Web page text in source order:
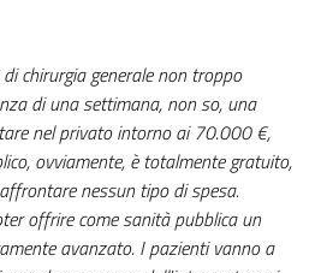
chirurgia generale non troppo
di una settimana, non so, una
nel privato intorno ai 70.000 €,
ovviamente, è totalmente gratuito,
nessun tipo di spesa.
offrire come sanità pubblica un
avanzato. I pazienti vanno a